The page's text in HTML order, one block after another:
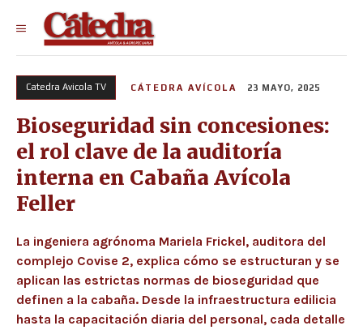
Catedra Avicola TV CÁTEDRA AVÍCOLA 23 MAYO, 2025
Bioseguridad sin concesiones:
el rol clave de la auditoría
interna en Cabaña Avícola
Feller
La ingeniera agrónoma Mariela Frickel, auditora del
complejo Covise 2, explica cómo se estructuran y se
aplican las estrictas normas de bioseguridad que
definen a la cabaña. Desde la infraestructura edilicia
hasta la capacitación diaria del personal, cada detalle